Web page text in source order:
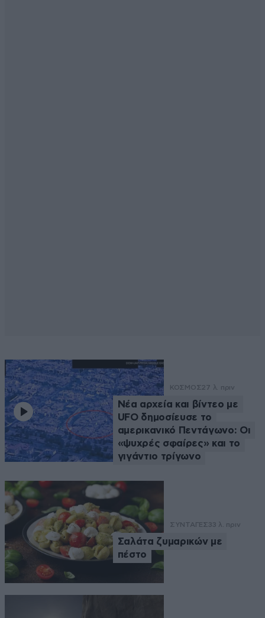
ΚΟΣΜΟΣ27 λ. πριν
Νέα αρχεία και βίντεο με
UFO δημοσίευσε το
αμερικανικό Πεντάγωνο: Οι
«ψυχρές σφαίρες» και το
γιγάντιο τρίγωνο
ΣΥΝΤΑΓΕΣ33 λ. πριν
Σαλάτα ζυμαρικών με
πέστο